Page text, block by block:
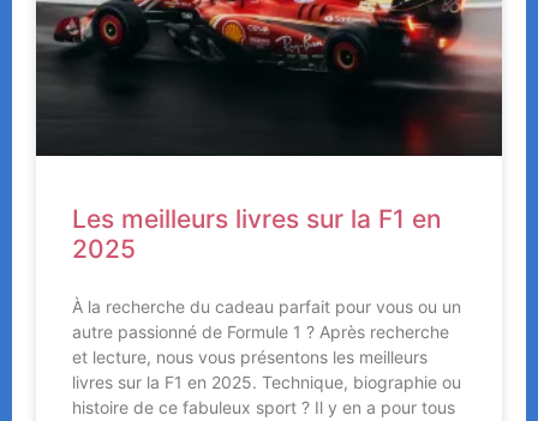
Les meilleurs livres sur la F1 en
2025
À la recherche du cadeau parfait pour vous ou un
autre passionné de Formule 1 ? Après recherche
et lecture, nous vous présentons les meilleurs
livres sur la F1 en 2025. Technique, biographie ou
histoire de ce fabuleux sport ? Il y en a pour tous